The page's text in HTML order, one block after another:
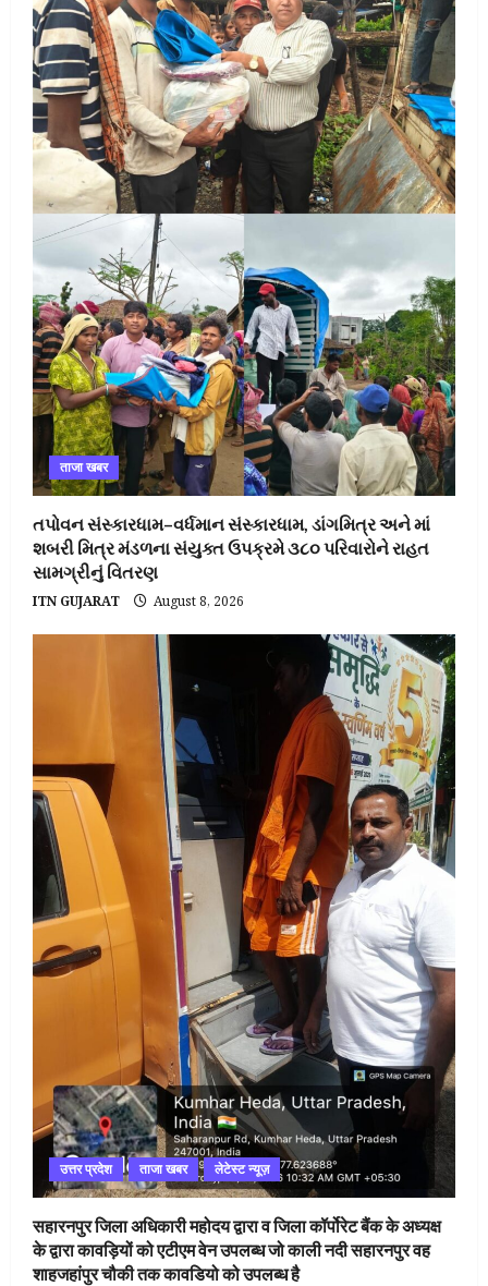
ताजा खबर
તપોવન સંસ્કારધામ–વર્ધમાન સંસ્કારધામ, ડાંગમિત્ર અને માં
શબરી મિત્ર મંડળના સંયુક્ત ઉપક્રમે ૩૮૦ પરિવારોને રાહત
સામગ્રીનું વિતરણ
ITN GUJARAT August 8, 2026
उत्तर प्रदेश ताजा खबर लेटेस्ट न्यूज़
सहारनपुर जिला अधिकारी महोदय द्वारा व जिला कॉर्पोरेट बैंक के अध्यक्ष
के द्वारा कावड़ियों को एटीएम वेन उपलब्ध जो काली नदी सहारनपुर वह
शाहजहांपुर चौकी तक कावडियो को उपलब्ध है